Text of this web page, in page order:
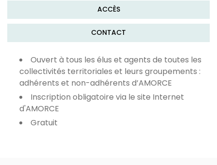
ACCÈS
CONTACT
Ouvert à tous les élus et agents de toutes les
collectivités territoriales et leurs groupements :
adhérents et non-adhérents d’AMORCE
Inscription obligatoire via le site Internet
d'AMORCE
Gratuit